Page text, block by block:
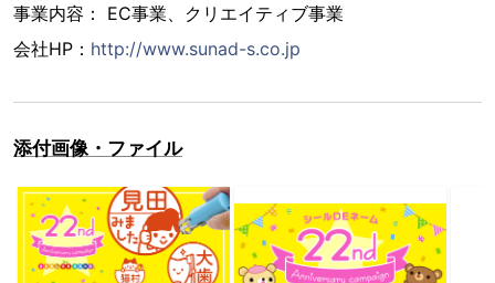
事業内容： EC事業、クリエイティブ事業
会社HP： http://www.sunad-s.co.jp
添付画像・ファイル